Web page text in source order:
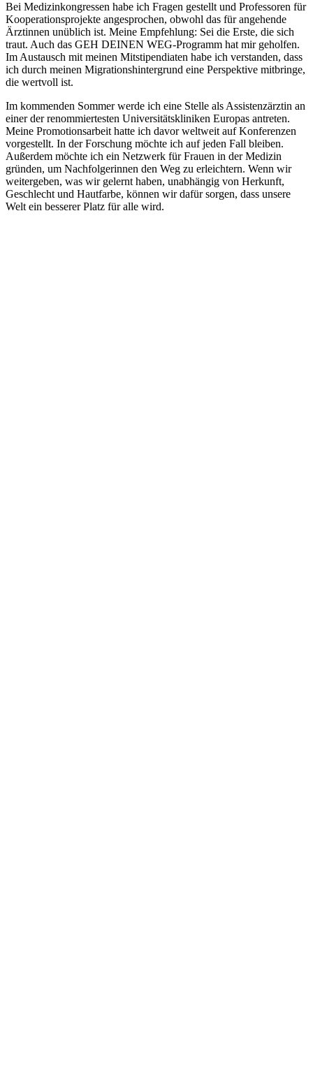
Bei Medizinkongressen habe ich Fragen gestellt und Professoren für
Kooperationsprojekte angesprochen, obwohl das für angehende
Ärztinnen unüblich ist. Meine Empfehlung: Sei die Erste, die sich
traut. Auch das GEH DEINEN WEG-Programm hat mir geholfen.
Im Austausch mit meinen Mitstipendiaten habe ich verstanden, dass
ich durch meinen Migrationshintergrund eine Perspektive mitbringe,
die wertvoll ist.
Im kommenden Sommer werde ich eine Stelle als Assistenzärztin an
einer der renommiertesten Universitätskliniken Europas antreten.
Meine Promotionsarbeit hatte ich davor weltweit auf Konferenzen
vorgestellt. In der Forschung möchte ich auf jeden Fall bleiben.
Außerdem möchte ich ein Netzwerk für Frauen in der Medizin
gründen, um Nachfolgerinnen den Weg zu erleichtern. Wenn wir
weitergeben, was wir gelernt haben, unabhängig von Herkunft,
Geschlecht und Hautfarbe, können wir dafür sorgen, dass unsere
Welt ein besserer Platz für alle wird.